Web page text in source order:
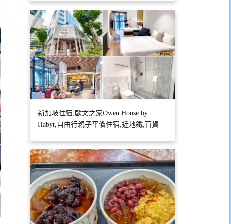
新加坡住宿,歐文之家Owen House by
Habyt,自由行親子平價住宿,近地鐵,百貨